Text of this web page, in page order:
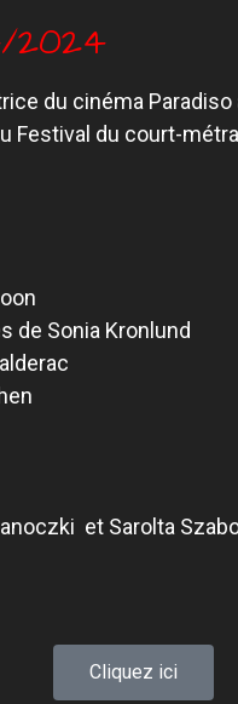
2024
du cinéma Paradiso
Festival du court-
de Sonia Kronlund
et Sarolta
Cliquez ici